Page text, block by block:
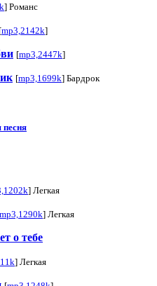
] Романс
[mp3,2142k]
[mp3,2447k]
[mp3,1699k] Бардрок
песня
] Легкая
mp3,1290k] Легкая
о тебе
] Легкая